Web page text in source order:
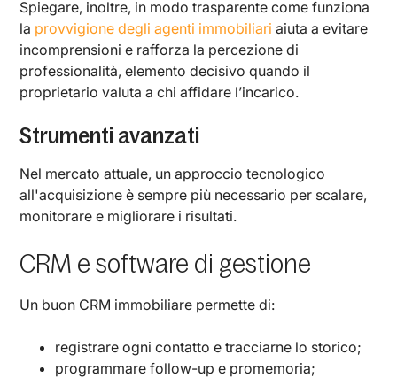
Spiegare, inoltre, in modo trasparente come funziona
la provvigione degli agenti immobiliari aiuta a evitare
incomprensioni e rafforza la percezione di
professionalità, elemento decisivo quando il
proprietario valuta a chi affidare l’incarico.
Strumenti avanzati
Nel mercato attuale, un approccio tecnologico
all'acquisizione è sempre più necessario per scalare,
monitorare e migliorare i risultati.
CRM e software di gestione
Un buon CRM immobiliare permette di:
registrare ogni contatto e tracciarne lo storico;
programmare follow-up e promemoria;